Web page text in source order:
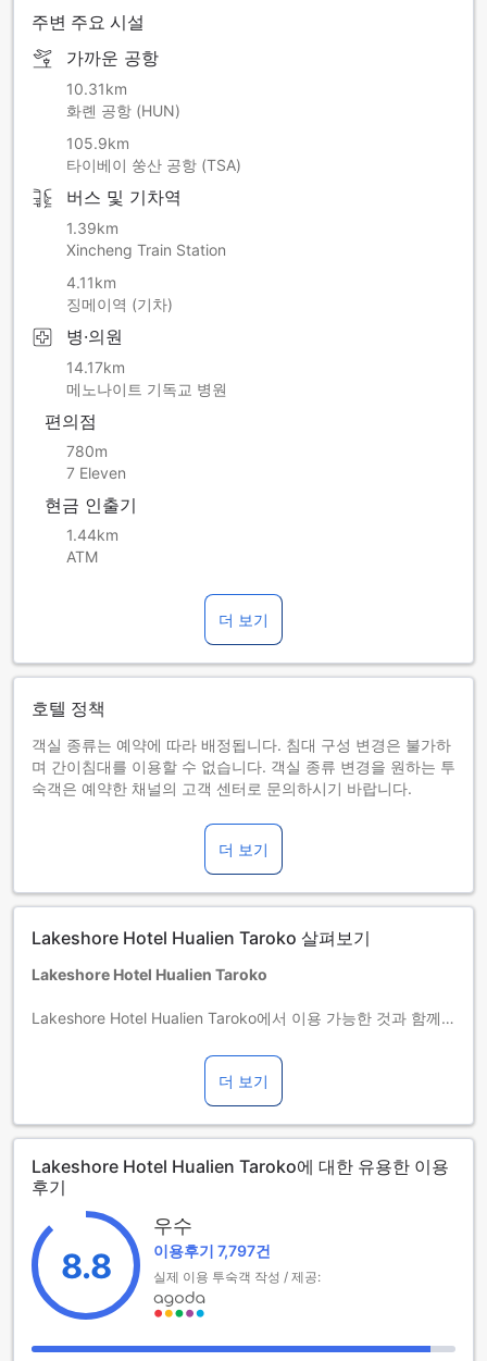
다.
12,000이 부과됩니다.
■ 흡연과 관련하여 숙소 소유물 또는 객실 편의시설/서비스에
손상이 발생할 경우 해당 투숙객에게 책임이 있습니다.
있습니다.
■ 객실 내에서 반려동물이 발견될 경우 위생 관리를 위해 청소
비 TWD 6,000이 부과됩니다.
■ 반려동물로 인한 손상 발생 시 추가 요금이 부과될 수 있습니
■ 반려동물 동반 가능 객실은 세레니티 1층에 한정적으로 마련
되어 있으며, 사전 예약이 필수입니다.
주변 주요 시설
가까운 공항
10.31km
화롄 공항 (HUN)
105.9km
타이베이 쑹산 공항 (TSA)
버스 및 기차역
1.39km
Xincheng Train Station
4.11km
징메이역 (기차)
병·의원
14.17km
메노나이트 기독교 병원
편의점
780m
7 Eleven
현금 인출기
1.44km
ATM
더 보기
호텔 정책
객실 종류는 예약에 따라 배정됩니다. 침대 구성 변경은 불가하
며 간이침대를 이용할 수 없습니다. 객실 종류 변경을 원하는 투
숙객은 예약한 채널의 고객 센터로 문의하시기 바랍니다.
실의 투숙 허용 인원을 확인하시기 바랍니다.
2025년 1월 1일부터 본 숙소에서는 일회용 객실 편의시설/서비
스를 더 이상 제공하지 않습니다.
유아 및 아동 간이침대 사용 안내
객실 내 기존 침대를 이용하면 무료로 투숙할 수 있습니다.
가능 인원 정보를 확인하시기 바랍니다.
될 수 있습니다.
더 보기
Lakeshore Hotel Hualien Taroko 살펴보기
Lakeshore Hotel Hualien Taroko
Lakeshore Hotel Hualien Taroko에서 이용 가능한 것과 함께
로 머무시는 동안 편리함을 배가시켜 보세요.
원하시는 화롄 / 화연 곳곳에 방문하시는 데 도움을 드리기 위
해 호텔에서 셔틀 및 택시 서비스를 제공합니다. 차를 운전해서
스 등 프런트 데스크 서비스를 이용해 여행 세부 일정과 교통편
을 문제없이 계획하세요. 호텔 투어의 도움을 받아 최적의 티켓
과 가장 인기 있는 레스토랑을 예약해 보세요. 오래 숙박하거나
깨끗한 옷이 필요한 경우 호텔 내 드라이클리닝 서비스 이용으
로 원하는 여행용 의상을 깨끗하게 유지하고 입을 수 있습니다.
느긋함을 오롯이 즐기고 싶으신가요? 매일 청소 서비스 같은 객
실 내 편의 서비스를 통해 객실에서의 시간을 만끽해 보세요. 모
든 이용객의 안녕과 건강을 위해 호텔 내 어느 곳에서도 흡연하
실 수 없습니다. Lakeshore Hotel Hualien Taroko의 객실에는
더 보기
Lakeshore Hotel Hualien Taroko에 대한 유용한 이용
후기
8.8
우수
이용후기 7,797건
실제 이용 투숙객 작성 / 제공: